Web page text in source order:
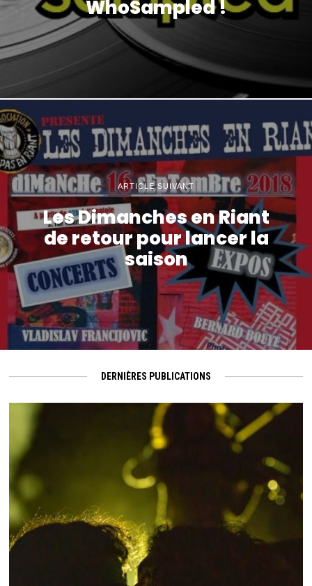
WhoSampled !
ARTICLE SUIVANT
Les Dimanches en Riant
de retour pour lancer la
saison
DERNIÈRES PUBLICATIONS